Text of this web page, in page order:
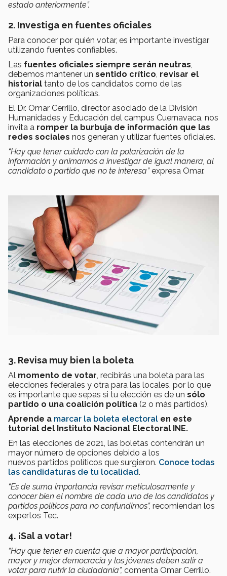
estado anteriormente”.
2. Investiga en fuentes oficiales
Para conocer por quién votar, es importante investigar
utilizando fuentes confiables.
Las fuentes oficiales siempre serán neutras
debemos mantener un sentido crítico revisar el
historial tanto de los candidatos como de las
organizaciones políticas.
El Dr. Omar Cerrillo, director asociado de la División
Humanidades y Educación del campus Cuernavaca, nos
invita a romper la burbuja de información que las
redes sociales nos generan y utilizar fuentes oficiales.
“Hay que tener cuidado con la polarización de la
información y animarnos a investigar de igual manera, al
candidato o partido que no te interesa”expresa Omar.
3. Revisa muy bien la boleta
Al momento de votar, recibirás una boleta para las
elecciones federales y otra para las locales, por lo que
es importante que sepas si tu elección es de un sólo
partido o una coalición política (2 o más partidos).
Aprende a marcar la boleta electoral en este
tutorial del Instituto Nacional Electoral INE.
En las elecciones de 2021, las boletas contendrán un
mayor número de opciones debido a los
nuevos partidos políticos que surgieron. Conoce todas
las candidaturas de tu localidad.
“Es de suma importancia revisar meticulosamente y
conocer bien el nombre de cada uno de los candidatos y
partidos políticos para no confundirnos”, recomiendan los
expertos Tec.
4. ¡Sal a votar!
“Hay que tener en cuenta que a mayor participación,
mayor y mejor democracia y los jóvenes deben salir a
votar para nutrir la ciudadanía”, comenta Omar Cerrillo.